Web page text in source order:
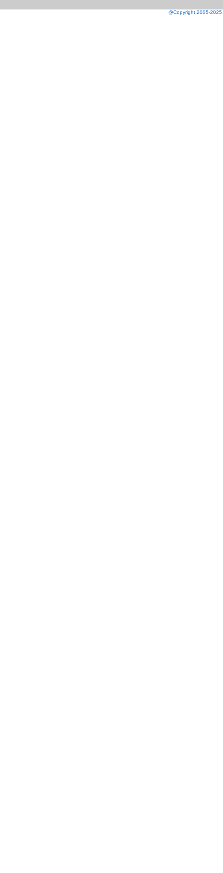
@Copyright 2005-